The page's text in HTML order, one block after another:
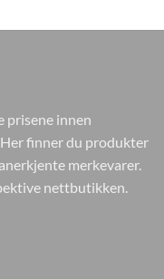
prisene innen
finner du produkter
merkevarer.
nettbutikken.